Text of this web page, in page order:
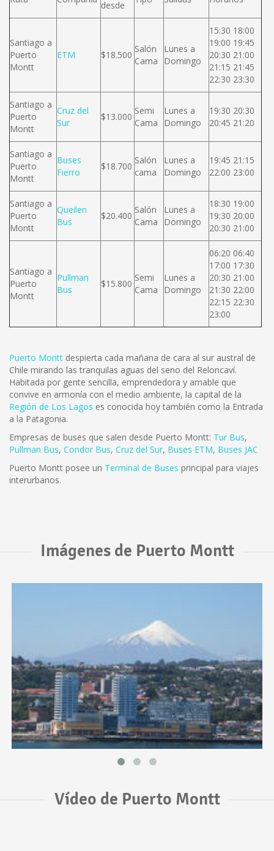
desde
Santiago a
Puerto
Montt
ETM $18.500
Salón
Cama
Lunes a
Domingo
15:30 18:00
19:00 19:45
20:30 21:00
21:15 21:45
22:30 23:30
Santiago a
Puerto
Montt
Cruz del
Sur
$13.000
Semi
Cama
Lunes a
Domingo
19:30 20:30
20:45 21:20
Santiago a
Puerto
Montt
Buses
Fierro
$18.700
Salón
cama
Lunes a
Domingo
19:45 21:15
22:00 23:00
Santiago a
Puerto
Montt
Queilen
Bus
$20.400
Salón
Cama
Lunes a
Domingo
18:30 19:00
19:30 20:00
20:30 21:00
Santiago a
Puerto
Montt
Pullman
Bus
$15.800
Semi
Cama
Lunes a
Domingo
06:20 06:40
17:00 17:30
20:30 21:00
21:30 22:00
22:15 22:30
23:00
Puerto Montt despierta cada mañana de cara al sur austral de
Chile mirando las tranquilas aguas del seno del Reloncaví.
Habitada por gente sencilla, emprendedora y amable que
convive en armonía con el medio ambiente, la capital de la
Región de Los Lagos es conocida hoy también como la Entrada
a la Patagonia.
Empresas de buses que salen desde Puerto Montt: Tur Bus,
Pullman Bus, Condor Bus, Cruz del Sur, Buses ETM, Buses JAC
Puerto Montt posee un Terminal de Buses principal para viajes
interurbanos.
Imágenes de Puerto Montt
Vídeo de Puerto Montt